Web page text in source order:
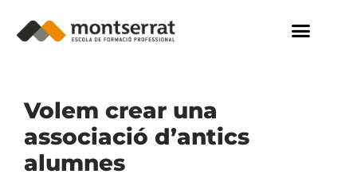
Volem crear una
associació d’antics
alumnes